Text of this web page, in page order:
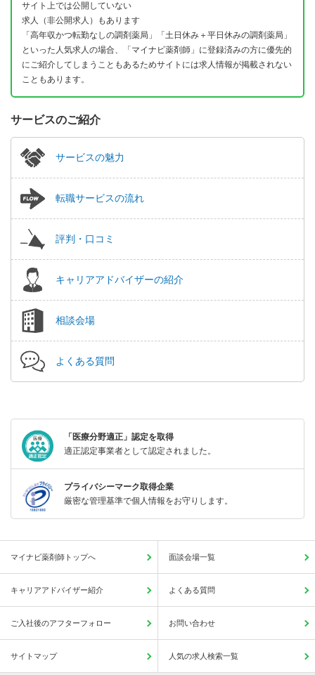
サイト上では公開していない
求人（非公開求人）もあります
「高年収かつ転勤なしの調剤薬局」「土日休み＋平日休みの調剤薬局」
といった人気求人の場合、「マイナビ薬剤師」に登録済みの方に優先的
にご紹介してしまうこともあるためサイトには求人情報が掲載されない
こともあります。
サービスのご紹介
サービスの魅力
転職サービスの流れ
評判・口コミ
キャリアアドバイザーの紹介
相談会場
よくある質問
「医療分野適正」認定を取得
適正認定事業者として認定されました。
プライバシーマーク取得企業
厳密な管理基準で個人情報をお守りします。
マイナビ薬剤師トップへ 面談会場一覧
キャリアアドバイザー紹介 よくある質問
ご入社後のアフターフォロー お問い合わせ
サイトマップ 人気の求人検索一覧